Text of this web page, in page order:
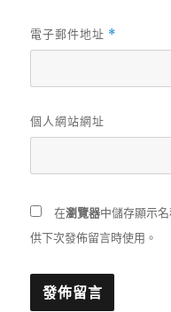
電子郵件地址 *
個人網站網址
在瀏覽器中儲存顯示
供下次發佈留言時使用。